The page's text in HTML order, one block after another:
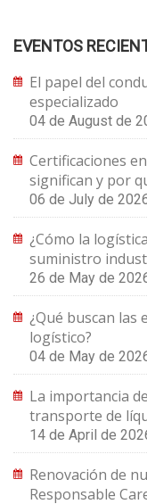
EVENTOS
El papel del
especializado
04 de August de
Certificaciones
significan y por
06 de July de
¿Cómo la
suministro
26 de May de
¿Qué buscan
logístico?
04 de May de
La importancia
transporte de
14 de April de
Renovación de
Responsable